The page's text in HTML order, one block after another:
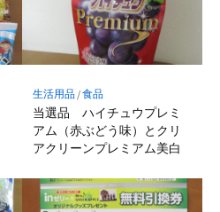
生活用品/食品
当選品 ハイチュウプレミ
アム（赤ぶどう味）とクリ
アクリーンプレミアム美白